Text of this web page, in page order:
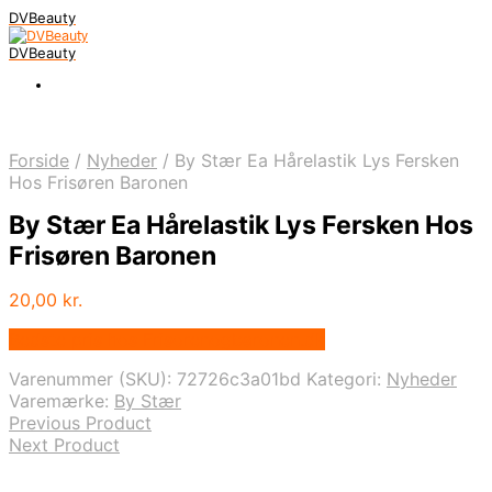
DVBeauty
DVBeauty
Forside / Nyheder / By Stær Ea Hårelastik Lys Fersken
Hos Frisøren Baronen
By Stær Ea Hårelastik Lys Fersken Hos
Frisøren Baronen
20,00 kr.
Varenummer (SKU): 72726c3a01bd Kategori: Nyheder
Varemærke: By Stær
Previous Product
Next Product